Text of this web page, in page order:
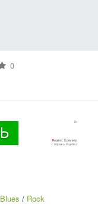
0
Blues / Rock